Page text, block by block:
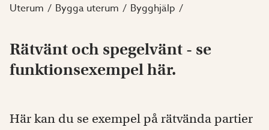
Uterum Bygga uterum Bygghjälp
Rätvänt och spegelvänt - se
funktionsexempel här.
Här kan du se exempel på rätvända partier